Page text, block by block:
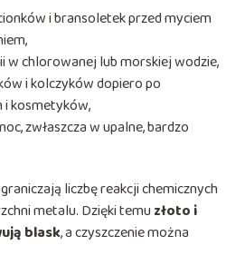
i bransoletek przed myciem
w chlorowanej lub morskiej wodzie,
i kolczyków dopiero po
i kosmetyków,
zwłaszcza w upalne, bardzo
liczbę reakcji chemicznych
metalu. Dzięki temuzłoto i
blask, a czyszczenie można